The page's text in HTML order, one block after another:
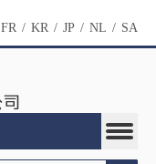
FR / KR / JP / NL / SA